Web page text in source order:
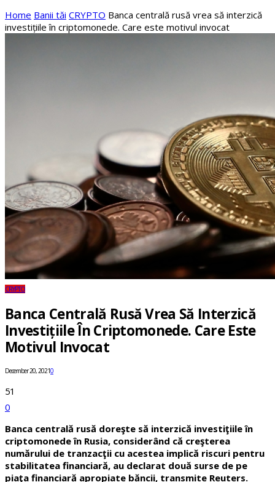
Home Banii tăi CRYPTO Banca centrală rusă vrea să interzică
investițiile în criptomonede. Care este motivul invocat
CRYPTO
Banca Centrală Rusă Vrea Să Interzică
Investițiile În Criptomonede. Care Este
Motivul Invocat
December 20, 20210
51
0
Banca centrală rusă doreşte să interzică investiţiile în
criptomonede în Rusia, considerând că creşterea
numărului de tranzacţii cu acestea implică riscuri pentru
stabilitatea financiară, au declarat două surse de pe
piaţa financiară apropiate băncii, transmite Reuters.